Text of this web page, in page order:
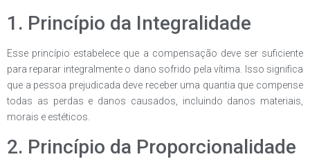
1. Princípio da Integralidade
Esse princípio estabelece que a compensação deve ser suficiente
para reparar integralmente o dano sofrido pela vítima. Isso significa
que a pessoa prejudicada deve receber uma quantia que compense
todas as perdas e danos causados, incluindo danos materiais,
morais e estéticos.
2. Princípio da Proporcionalidade